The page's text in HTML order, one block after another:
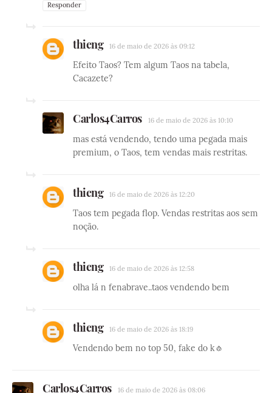
Responder
thieng 16 de maio de 2026 às 09:12
Efeito Taos? Tem algum Taos na tabela,
Cacazete?
Carlos4Carros 16 de maio de 2026 às 10:10
mas está vendendo, tendo uma pegada mais
premium, o Taos, tem vendas mais restritas.
thieng 16 de maio de 2026 às 12:20
Taos tem pegada flop. Vendas restritas aos sem
noção.
thieng 16 de maio de 2026 às 12:58
olha lá n fenabrave..taos vendendo bem
thieng 16 de maio de 2026 às 18:19
Vendendo bem no top 50, fake do k🧄
Carlos4Carros 16 de maio de 2026 às 08:06